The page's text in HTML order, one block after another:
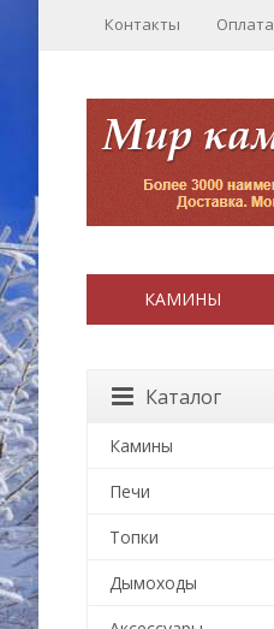
Контакты Оплата
КАМИНЫ
Каталог
Камины
Печи
Топки
Дымоходы